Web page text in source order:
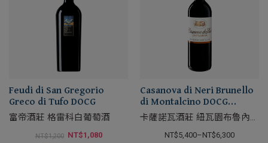
Feudi di San Gregorio
Greco di Tufo DOCG
富帝酒莊 格雷科白葡萄酒
NT$1,200 NT$1,080
Casanova di Neri Brunello
di Montalcino DOCG
Tenuta Nuova
卡薩諾瓦酒莊 紐瓦園布魯內洛
NT$5,400–NT$6,300